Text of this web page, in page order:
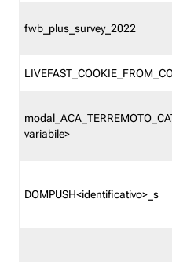
fwb_plus_survey_2022
variabile>
DOMPUSH<identificativo>_s